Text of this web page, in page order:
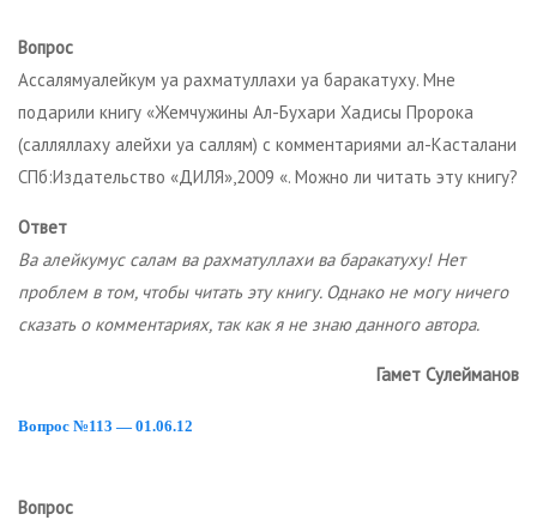
Вопрос
Ассалямуалейкум уа рахматуллахи уа баракатуху. Мне
подарили книгу «Жемчужины Ал-Бухари Хадисы Пророка
(салляллаху алейхи уа саллям) с комментариями ал-Касталани
СПб:Издательство «ДИЛЯ»,2009 «. Можно ли читать эту книгу?
Ответ
Ва алейкумус салам ва рахматуллахи ва баракатуху! Нет
проблем в том, чтобы читать эту книгу. Однако не могу ничего
сказать о комментариях, так как я не знаю данного автора.
Гамет Сулейманов
Вопрос №113 — 01.06.12
Вопрос